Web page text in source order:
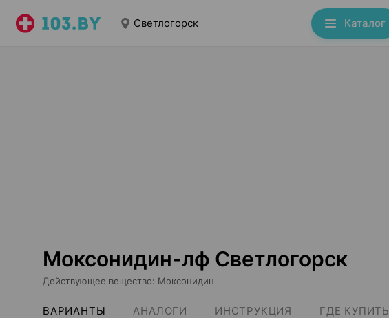
Светлогорск Каталог
Моксонидин-лф Светлогорск
Действующее вещество: Моксонидин
ВАРИАНТЫ АНАЛОГИ ИНСТРУКЦИЯ ГДЕ КУПИТЬ